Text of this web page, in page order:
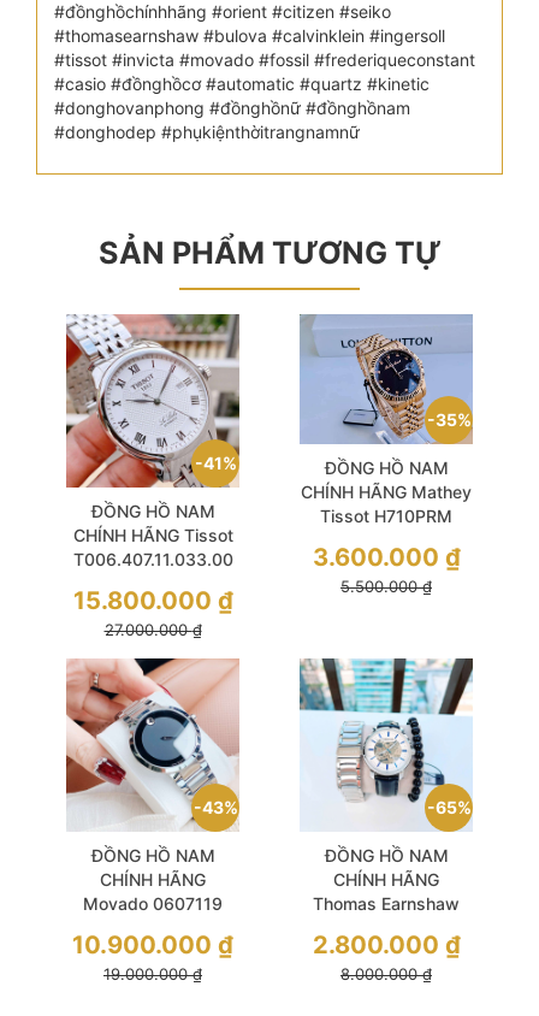
#đồnghồchínhhãng #orient #citizen #seiko
#thomasearnshaw #bulova #calvinklein #ingersoll
#tissot #invicta #movado #fossil #frederiqueconstant
#casio #đồnghồcơ #automatic #quartz #kinetic
#donghovanphong #đồnghồnữ #đồnghồnam
#donghodep #phụkiệnthờitrangnamnữ
SẢN PHẨM TƯƠNG TỰ
41%
ĐỒNG HỒ NAM
CHÍNH HÃNG Tissot
T006.407.11.033.00
Locle White Dial
Sapphire Classic
Silver Stainless
27.000.000₫
15.800.000 ₫
35%
ĐỒNG HỒ NAM
CHÍNH HÃNG Mathey
Tissot H710PRM
Rose Gold Stainless
Steel For Men
5.500.000₫
3.600.000 ₫
43%
ĐỒNG HỒ NAM
CHÍNH HÃNG
Movado 0607119
Classic Black Dial
Sapphire Silver
19.000.000₫
10.900.000 ₫
65%
ĐỒNG HỒ NAM
CHÍNH HÃNG
Thomas Earnshaw
Automatic Admiral
Skeleton White Dial
8.000.000₫
2.800.000 ₫